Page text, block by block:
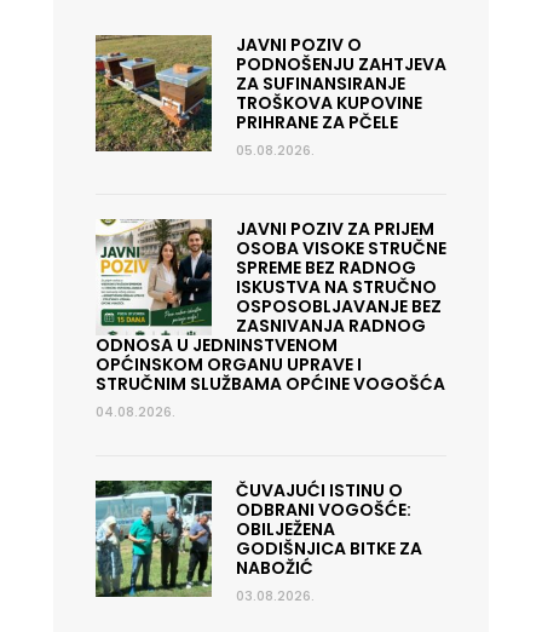
JAVNI POZIV O
PODNOŠENJU ZAHTJEVA
ZA SUFINANSIRANJE
TROŠKOVA KUPOVINE
PRIHRANE ZA PČELE
05.08.2026.
JAVNI POZIV ZA PRIJEM
OSOBA VISOKE STRUČNE
SPREME BEZ RADNOG
ISKUSTVA NA STRUČNO
OSPOSOBLJAVANJE BEZ
ZASNIVANJA RADNOG
ODNOSA U JEDNINSTVENOM
OPĆINSKOM ORGANU UPRAVE I
STRUČNIM SLUŽBAMA OPĆINE VOGOŠĆA
04.08.2026.
ČUVAJUĆI ISTINU O
ODBRANI VOGOŠĆE:
OBILJEŽENA
GODIŠNJICA BITKE ZA
NABOŽIĆ
03.08.2026.